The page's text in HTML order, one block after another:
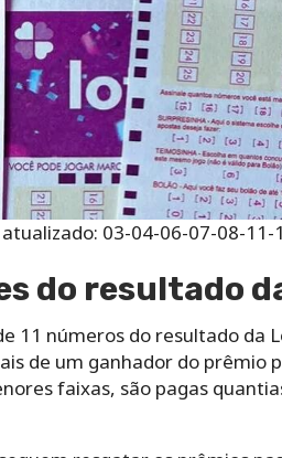
03-04-06-07-08-
do resultado
11 números do resultado da
de um ganhador do
faixas, são pagas